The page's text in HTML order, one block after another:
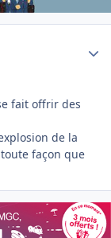
fait offrir des
de la
façon que